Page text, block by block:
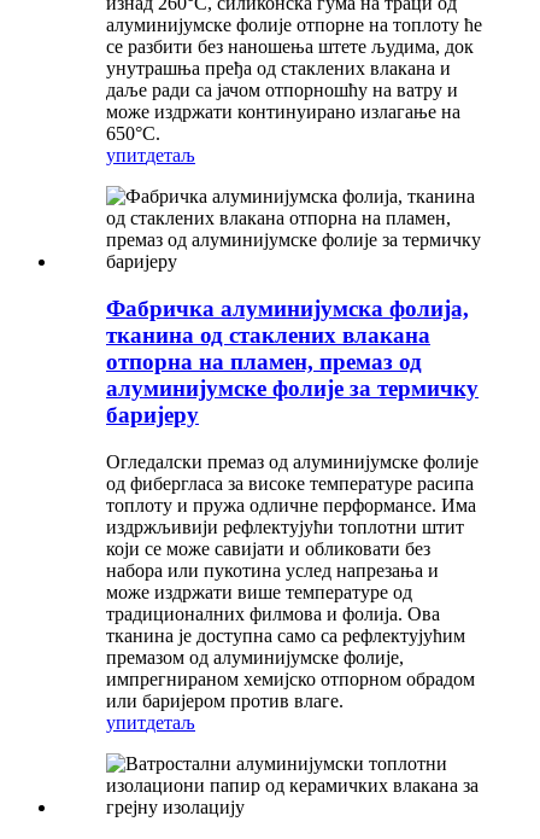
алуминијумске фолије отпорне на топлоту ће
се разбити без наношења штете људима, док
унутрашња пређа од стаклених влакана и
даље ради са јачом отпорношћу на ватру и
може издржати континуирано излагање на
650°C.
упитдетаљ
Фабричка алуминијумска фолија,
тканина од стаклених влакана
отпорна на пламен, премаз од
алуминијумске фолије за термичку
баријеру
Огледалски премаз од алуминијумске фолије
од фибергласа за високе температуре расипа
топлоту и пружа одличне перформансе. Има
издржљивији рефлектујући топлотни штит
који се може савијати и обликовати без
набора или пукотина услед напрезања и
може издржати више температуре од
традиционалних филмова и фолија. Ова
тканина је доступна само са рефлектујућим
премазом од алуминијумске фолије,
импрегнираном хемијско отпорном обрадом
или баријером против влаге.
упитдетаљ